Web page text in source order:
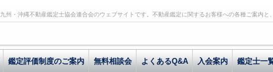
九州・沖縄不動産鑑定士協会連合会のウェブサイトです。不動産鑑定に関するお客様への各種ご案内と
鑑定評価制度のご案内 無料相談会 よくあるQ&A 入会案内 鑑定士一